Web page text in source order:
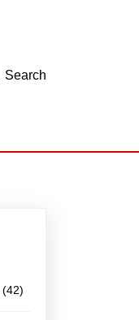
Search
4242